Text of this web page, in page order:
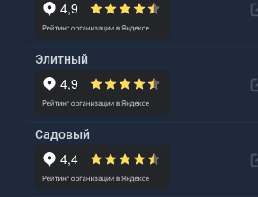
Элитный
Садовый